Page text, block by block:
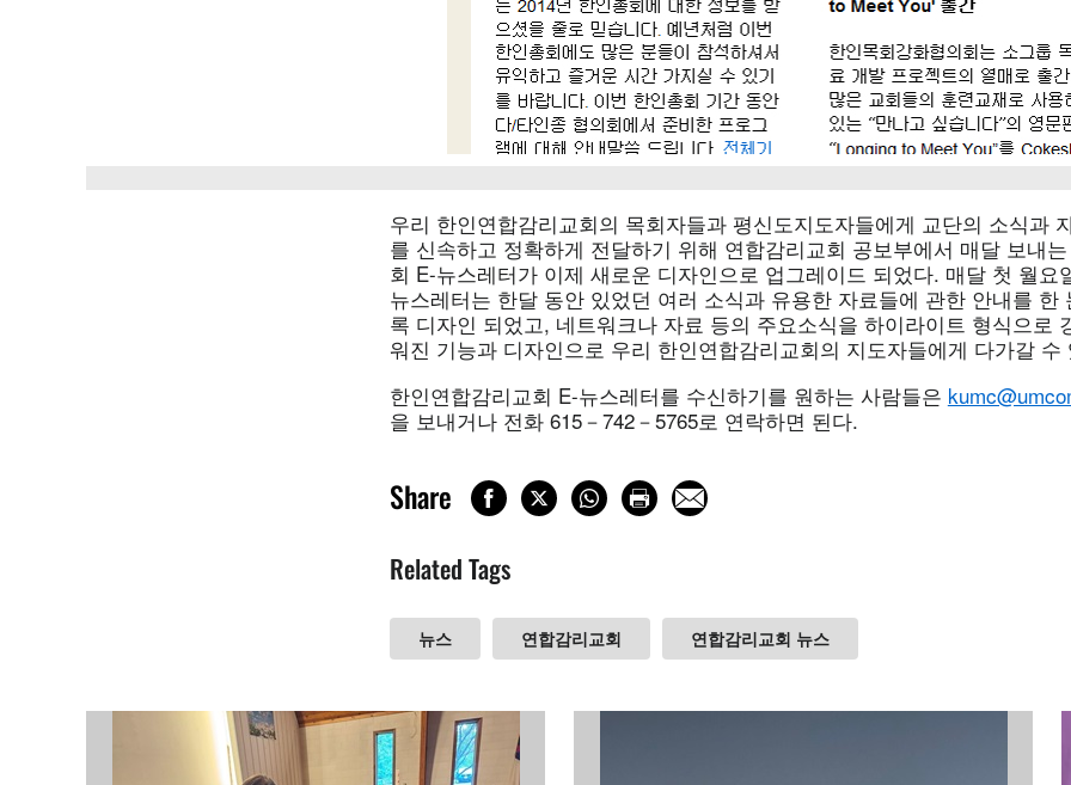
우리 한인연합감리교회의 목회자들과 평신도지도자들에게 교단의 소식과
를 신속하고 정확하게 전달하기 위해 연합감리교회 공보부에서 매달 보내
회 E-뉴스레터가 이제 새로운 디자인으로 업그레이드 되었다. 매달 첫 월요
뉴스레터는 한달 동안 있었던 여러 소식과 유용한 자료들에 관한 안내를 한
록 디자인 되었고, 네트워크나 자료 등의 주요소식을 하이라이트 형식으로
워진 기능과 디자인으로 우리 한인연합감리교회의 지도자들에게 다가갈 수
한인연합감리교회 E-뉴스레터를 수신하기를 원하는 사람들은
을 보내거나 전화 615－742－5765로 연락하면 된다.
Share
Related Tags
뉴스 연합감리교회 연합감리교회 뉴스